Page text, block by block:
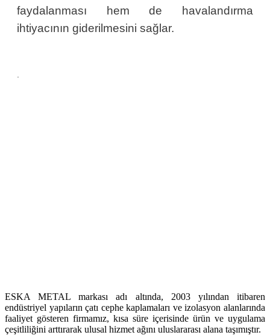
faydalanması hem de havalandırma
ihtiyacının giderilmesini sağlar.
ESKA METAL markası adı altında, 2003 yılından itibaren
endüstriyel yapıların çatı cephe kaplamaları ve izolasyon alanlarında
faaliyet gösteren firmamız, kısa süre içerisinde ürün ve uygulama
çeşitliliğini arttırarak ulusal hizmet ağını uluslararası alana taşımıştır.